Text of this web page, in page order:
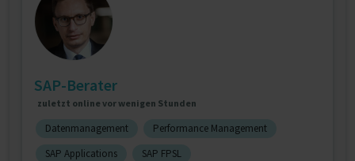
SAP-Berater
zuletzt online vor wenigen Stunden
Datenmanagement
Performance Management
SAP Applications
SAP FPSL